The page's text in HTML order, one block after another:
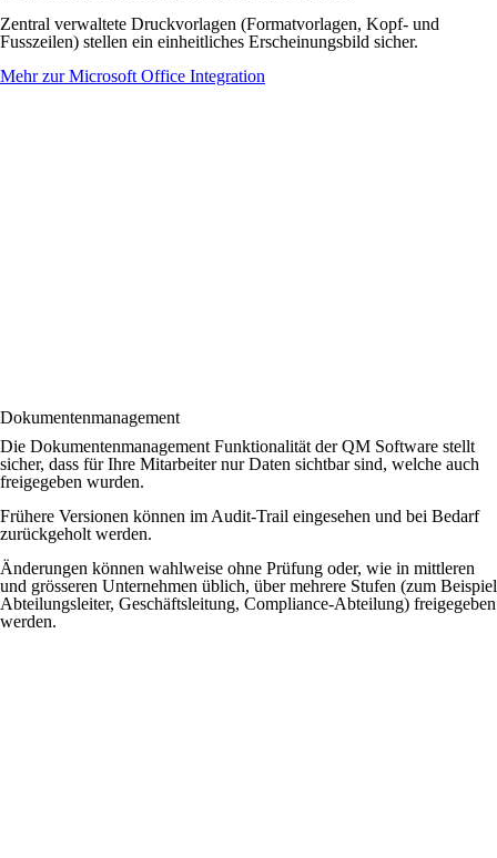
Zentral verwaltete Druckvorlagen (Formatvorlagen, Kopf- und
Fusszeilen) stellen ein einheitliches Erscheinungsbild sicher.
​Mehr zur Microsoft Office Integration
Dokumentenmanagement
Die Dokumentenmanagement Funktionalität der QM Software stellt
sicher, dass für Ihre Mitarbeiter nur Daten sichtbar sind, welche auch
freigegeben wurden.
Frühere Versionen können im Audit-Trail eingesehen und bei Bedarf
zurückgeholt werden.
Änderungen können wahlweise ohne Prüfung oder, wie in mittleren
und grösseren Unternehmen üblich, über mehrere Stufen (zum Beispiel
Abteilungsleiter, Geschäftsleitung, Compliance-Abteilung) freigegeben
werden.